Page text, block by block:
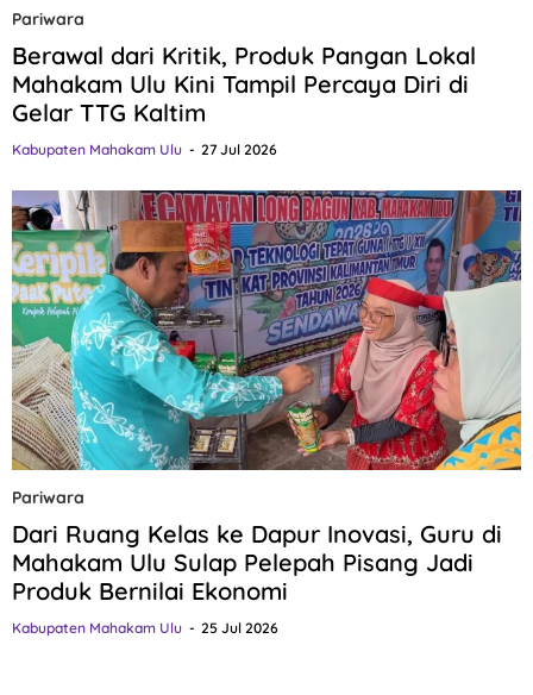
Pariwara
Berawal dari Kritik, Produk Pangan Lokal
Mahakam Ulu Kini Tampil Percaya Diri di
Gelar TTG Kaltim
Kabupaten Mahakam Ulu 27 Jul 2026
Pariwara
Dari Ruang Kelas ke Dapur Inovasi, Guru di
Mahakam Ulu Sulap Pelepah Pisang Jadi
Produk Bernilai Ekonomi
Kabupaten Mahakam Ulu 25 Jul 2026